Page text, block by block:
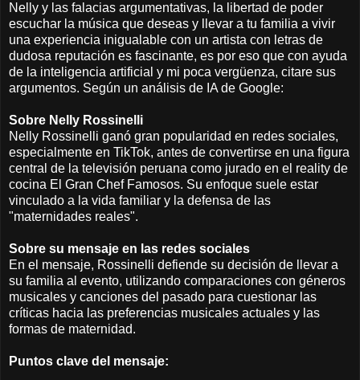
Nelly y las falacias argumentativas, la libertad de poder
escuchar la música que deseas y llevar a tu familia a vivir
una experiencia inigualable con un artista con letras de
dudosa reputación es fascinante, es por eso que con ayuda
de la inteligencia artificial y mi poca vergüenza, citare sus
argumentos. Según un análisis de IA de Google:
Sobre Nelly Rossinelli
Nelly Rossinelli ganó gran popularidad en redes sociales,
especialmente en TikTok, antes de convertirse en una figura
central de la televisión peruana como jurado en el reality de
cocina El Gran Chef Famosos. Su enfoque suele estar
vinculado a la vida familiar y la defensa de las
"maternidades reales".
Sobre su mensaje en las redes sociales
En el mensaje, Rossinelli defiende su decisión de llevar a
su familia al evento, utilizando comparaciones con géneros
musicales y canciones del pasado para cuestionar las
críticas hacia las preferencias musicales actuales y las
formas de maternidad.
Puntos clave del mensaje: